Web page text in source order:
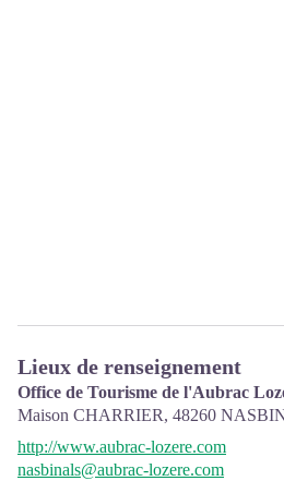
Lieux de renseignement
Office de Tourisme de l'Aubrac
Maison CHARRIER, 48260
http://www.aubrac-lozere.com
nasbinals@aubrac-lozere.com